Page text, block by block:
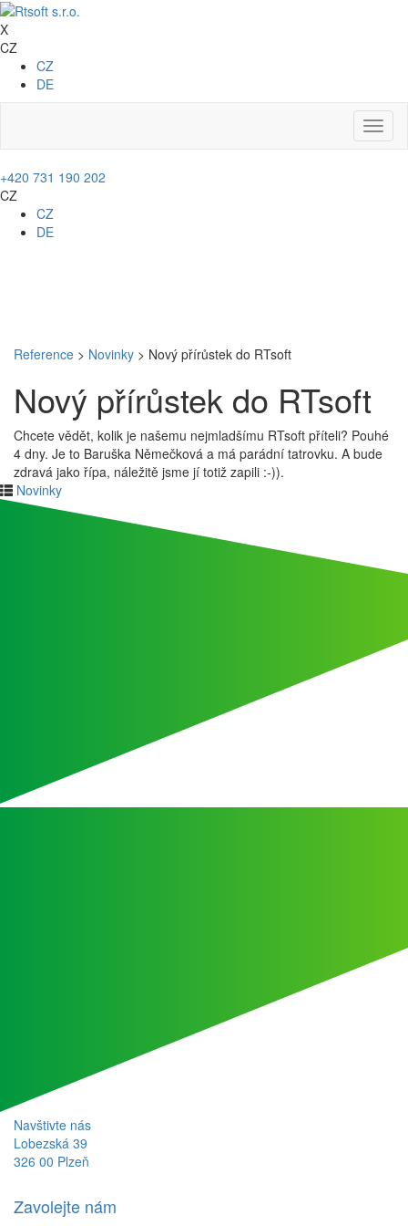
X
CZ
CZ
DE
+420 731 190 202
CZ
CZ
DE
Reference > Novinky > Nový přírůstek do RTsoft
Nový přírůstek do RTsoft
Chcete vědět, kolik je našemu nejmladšímu RTsoft příteli? Pouhé
4 dny. Je to Baruška Němečková a má parádní tatrovku. A bude
zdravá jako řípa, náležitě jsme jí totiž zapili :-)).
Novinky
Navštivte nás
Lobezská 39
326 00 Plzeň
Zavolejte nám